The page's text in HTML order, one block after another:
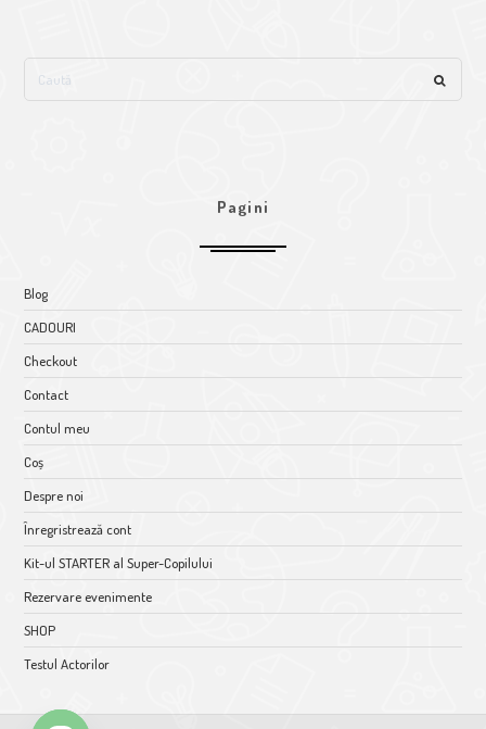
Pagini
Blog
CADOURI
Checkout
Contact
Contul meu
Coș
Despre noi
Înregristrează cont
Kit-ul STARTER al Super-Copilului
Rezervare evenimente
SHOP
Testul Actorilor